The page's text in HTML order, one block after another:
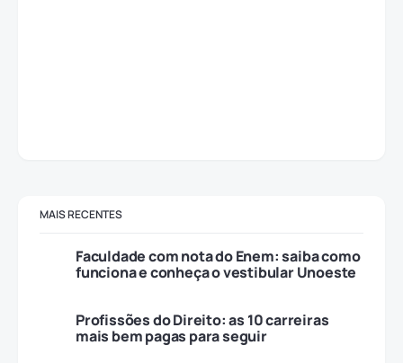
MAIS RECENTES
Faculdade com nota do Enem: saiba como
funciona e conheça o vestibular Unoeste
Profissões do Direito: as 10 carreiras
mais bem pagas para seguir